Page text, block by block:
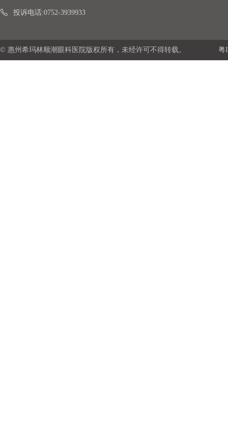
投诉电话:0752-3939933
© 惠州希玛林顺潮眼科医院版权所有，未经许可不得转载。 粤